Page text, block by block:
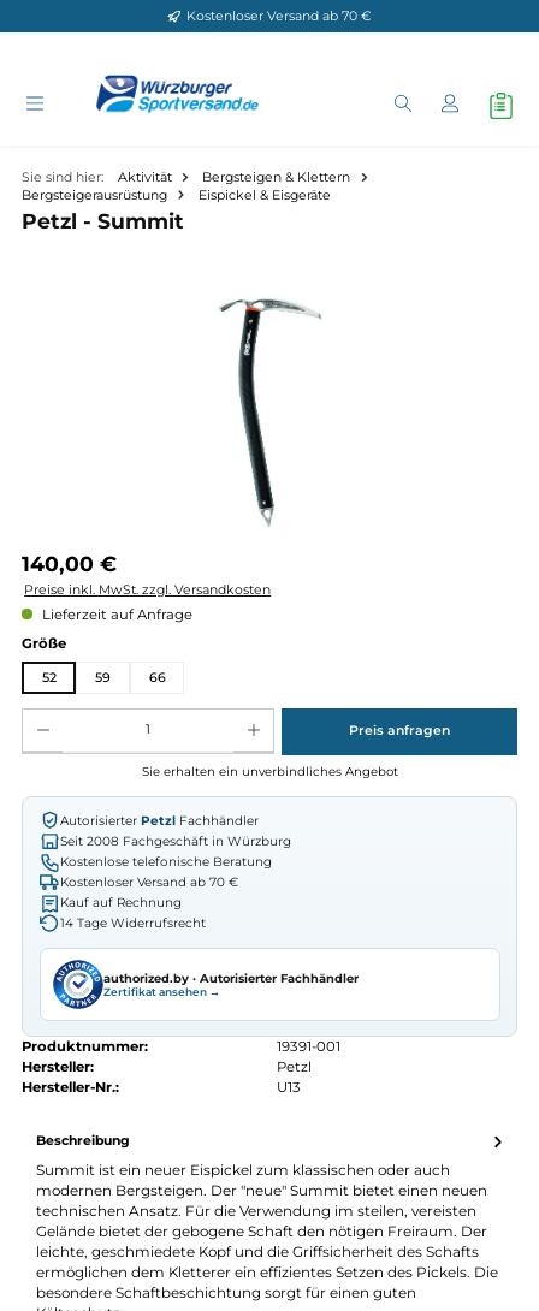
Zum Hauptinhalt springenKostenloser Versand ab 70 €
Sie sind hier: Aktivität
Bergsteigen & Klettern
Bergsteigerausrüstung
Regulärer Preis:
140,00 €
Preise inkl. MwSt. zzgl. Versandkosten
Lieferzeit auf Anfrage
Größeauswählen
52 59 66
Sie erhalten ein unverbindliches Angebot
AutorisierterPetzl
Seit 2008 Fachgeschäft in Würzburg
Kostenlose telefonische Beratung
Kostenloser Versand ab 70 €
Kauf auf Rechnung
14 Tage Widerrufsrecht
authorized.by · Autorisierter Fachhändler
Produktnummer:
19391-001
Hersteller:
Petzl
Hersteller-Nr.:
U13
Beschreibung
Summit ist ein neuer Eispickel zum klassischen oder auch